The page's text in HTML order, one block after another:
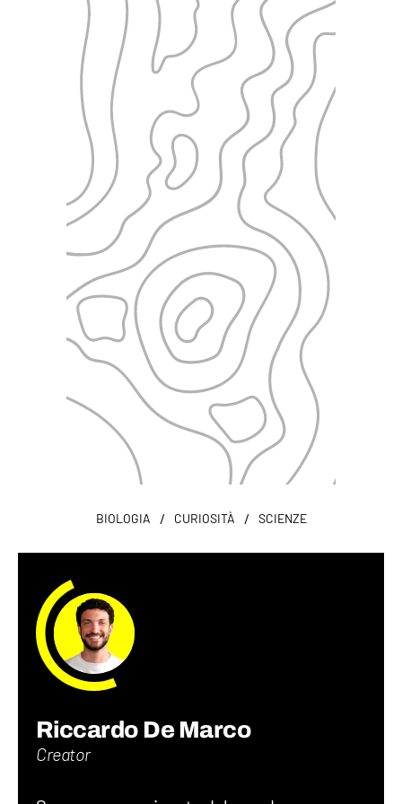
BIOLOGIA / CURIOSITÀ / SCIENZE
Riccardo De Marco
Creator